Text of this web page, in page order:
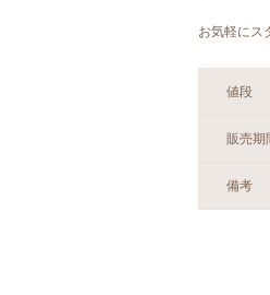
お気軽にス
値段
販売期
備考